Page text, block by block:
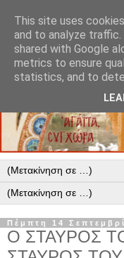
Πέμπτη 14
Ο ΣΤΑΥΡΟΣ
This site uses
and to analyze traffic.
shared with Google
metrics to ensure
statistics, and to